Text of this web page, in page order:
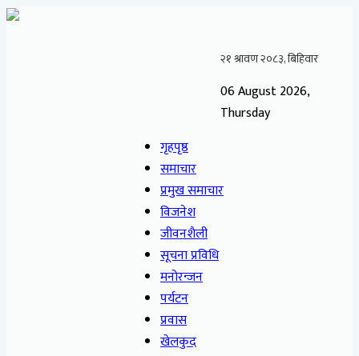
06 August 2026,
Thursday
गृहपृष्ठ
समाचार
प्रमुख समाचार
विजनेश
जीवनशैली
सूचना प्रविधि
मनोरन्जन
पर्यटन
प्रवास
खेलकुद